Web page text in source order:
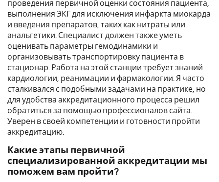
проведения первичной оценки состояния пациента,
выполнения ЭКГ для исключения инфаркта миокарда
и введения препаратов, таких как нитраты или
анальгетики. Специалист должен также уметь
оценивать параметры гемодинамики и
организовывать транспортировку пациента в
стационар. Работа на этой станции требует знаний
кардиологии, реанимации и фармакологии. Я часто
сталкивался с подобными задачами на практике, но
для удобства аккредитационного процесса решил
обратиться за помощью профессионалов сайта.
Уверен в своей компетенции и готовности пройти
аккредитацию.
Какие этапы первичной
специализированной аккредитации мы
поможем вам пройти?